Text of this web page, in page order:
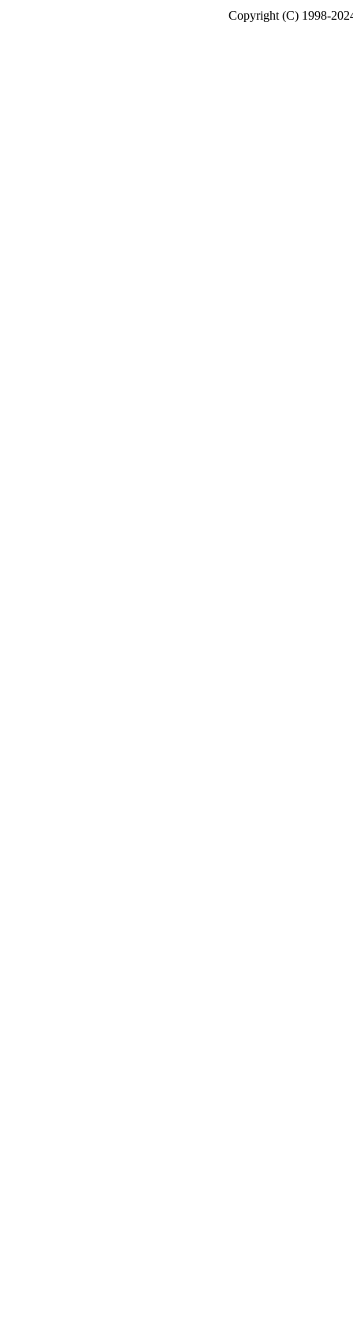
Copyright (C) 1998-